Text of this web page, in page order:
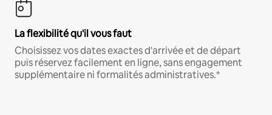
La flexibilité qu'il vous faut
Choisissez vos dates exactes d'arrivée et de départ
puis réservez facilement en ligne, sans engagement
supplémentaire ni formalités administratives.*